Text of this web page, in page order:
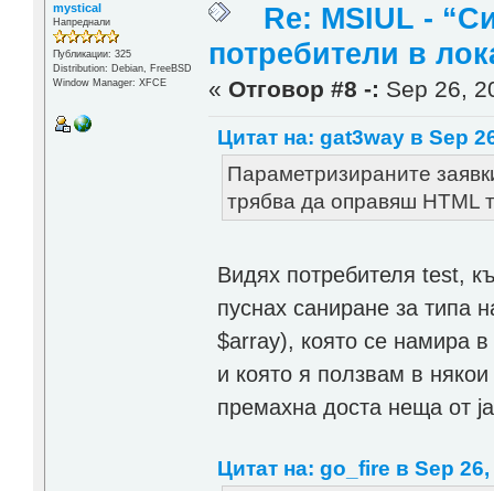
mystical
Напреднали
Публикации: 325
Distribution: Debian, FreeBSD
Window Manager: XFCE
Re: MSIUL -
потребители в
« Отговор #8 -: Sep 26,
Цитат на: gat3way в Sep
Параметризираните
трябва да оправяш HTML
Видях потребителя test,
пуснах саниране за типа
$array), която се намира
и която я ползвам в
прeмахна доста неща от
Цитат на: go_fire в Sep